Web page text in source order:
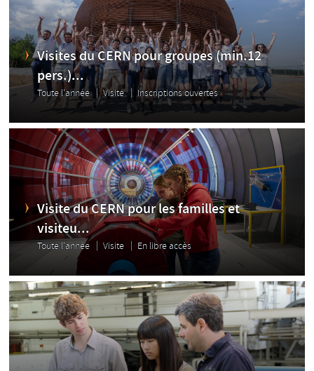
Visites du CERN pour groupes (min.12
pers.)...
Toute l'année Visite Inscriptions ouvertes
Visite du CERN pour les familles et
visiteu...
Toute l'année Visite En libre accès